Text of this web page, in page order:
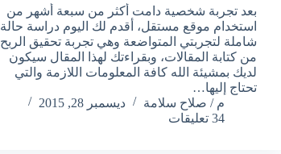
بعد تجربة شخصية دامت أكثر من سبعة أشهر من
استخدام موقع مستقل، أقدم لك اليوم دراسة حالة
شاملة لتجربتي المتواضعة وهي تجربة تحقيق الربح
من كتابة المقالات، وبقراءتك لهذا المقال سيكون
لديك بمشيئة الله كافة المعلومات اللازمة والتي
تحتاج إليها…
م / صلاح سلامة
ديسمبر 28, 2015
34 تعليقات